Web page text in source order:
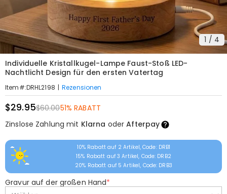
1 / 4
Individuelle Kristallkugel-Lampe Faust-Stoß LED-
Nachtlicht Design für den ersten Vatertag
Item#:DRHL2198 | Rezensionen
$29.95$60.0051% RABATT
Zinslose Zahlung mit Klarna oderAfterpay
10% Rabatt auf 2 Artikel, Code: DRB1
15% Rabatt auf 3 Artikel, Code: DRB2
20% Rabatt auf 5 Artikel, Code: DRB3
Gravur auf der großen Hand*